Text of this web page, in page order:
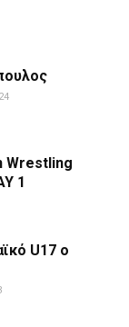
Wrestling
1
U17 ο